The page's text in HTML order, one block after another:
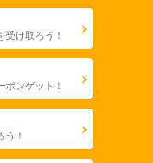
け取ろう！
ンゲット！
！